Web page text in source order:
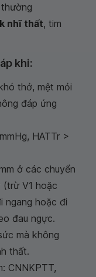
nhĩ thất, tim
khi:
thở, mệt mỏi
đáp ứng
HATTr >
ở các chuyển
V1 hoặc
ngang hoặc đi
đau ngực.
mà không
thất.
CNNKPTT,